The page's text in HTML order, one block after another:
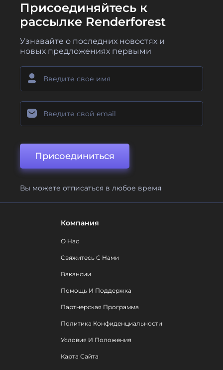
Присоединяйтесь к
рассылке Renderforest
Узнавайте о последних новостях и
новых предложениях первыми
Присоединиться
Вы можете отписаться в любое время
Компания
О Нас
Свяжитесь С Нами
Вакансии
Помощь И Поддержка
Партнерская Программа
Политика Конфиденциальности
Условия И Положения
Карта Сайта